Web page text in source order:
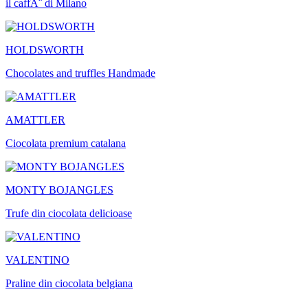
il caffÃ¨ di Milano
HOLDSWORTH
Chocolates and truffles Handmade
AMATTLER
Ciocolata premium catalana
MONTY BOJANGLES
Trufe din ciocolata delicioase
VALENTINO
Praline din ciocolata belgiana